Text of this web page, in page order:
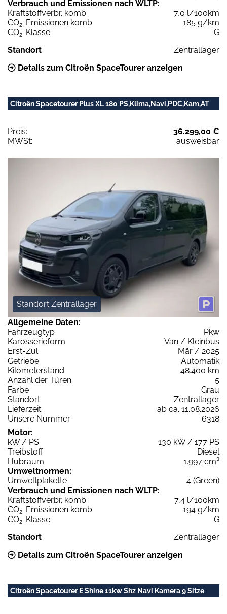
Verbrauch und Emissionen nach WLTP:
Kraftstoffverbr. komb.
7,0 l/100km
CO2-Emissionen komb.
185 g/km
CO2-Klasse
G
Standort
Zentrallager
Details zum Citroën SpaceTourer anzeigen
Citroën Spacetourer Plus XL 180 PS,Klima,Navi,PDC,Kam,AT
Preis:
36.299,00 €
MWSt:
ausweisbar
Standort Zentrallager
Allgemeine Daten:
Fahrzeugtyp
Pkw
Karosserieform
Van / Kleinbus
Erst-Zul.
Mär / 2025
Getriebe
Automatik
Kilometerstand
48.400 km
Anzahl der Türen
5
Farbe
Grau
Standort
Zentrallager
Lieferzeit
ab ca. 11.08.2026
Unsere Nummer
6318
Motor:
kW / PS
130 kW / 177 PS
Treibstoff
Diesel
Hubraum
1.997 cm³
Umweltnormen:
Umweltplakette
4 (Green)
Verbrauch und Emissionen nach WLTP:
Kraftstoffverbr. komb.
7,4 l/100km
CO2-Emissionen komb.
194 g/km
CO2-Klasse
G
Standort
Zentrallager
Details zum Citroën SpaceTourer anzeigen
Citroën Spacetourer E Shine 11kw Shz Navi Kamera 9 Sitze